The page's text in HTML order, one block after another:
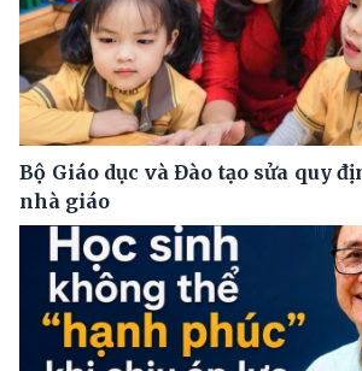
Bộ Giáo dục và Đào tạo sửa quy
nhà giáo